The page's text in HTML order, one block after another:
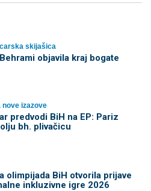
skijašica
objavila kraj bogate
nove izazove
predvodi BiH na EP: Pariz
bh. plivačicu
olimpijada BiH otvorila prijave
inkluzivne igre 2026